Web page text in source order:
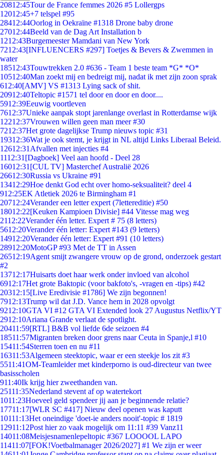
20812:45Tour de France femmes 2026 #5 Lollergps
12012:45+7 telspel #95
28412:44Oorlog in Oekraïne #1318 Drone baby drone
27012:44Beeld van de Dag Art Installation b
1212:43Burgemeester Mamdani van New York
7212:43[INFLUENCERS #297] Toetjes & Bevers & Zwemmen in
water
18512:43Touwtrekken 2.0 #636 - Team 1 beste team *G* *O*
10512:40Man zoekt mij en bedreigt mij, nadat ik met zijn zoon sprak
612:40[AMV] VS #1313 Lying sack of shit.
20912:40Teltopic #1571 tel door en door en door....
5912:39Eeuwig voortleven
7612:37Unieke aanpak stopt jarenlange overlast in Rotterdamse wijk
12212:37Vrouwen willen geen man meer #30
7212:37Het grote dagelijkse Trump nieuws topic #31
19312:36Wat je ook stemt, je krijgt in NL altijd Links Liberaal Beleid.
12612:31 Afvallen met injecties #4
1112:31 [Dagboek] Veel aan hoofd - Deel 28
16012:31 [CUL TV] Masterchef Australië 2026
26612:30Russia vs Ukraine #91
13412:29Hoe denkt God echt over homo-seksualiteit? deel 4
912:25EK Atletiek 2026 te Birmingham #1
20712:24Verander een letter expert (7lettereditie) #50
18012:22[Keuken Kampioen Divisie] #44 Vitesse mag weg
2112:22Verander één letter. Expert # 75 (8 letters)
5612:20Verander één letter: Expert #143 (9 letters)
14912:20Verander één letter: Expert #91 (10 letters)
28912:20MotoGP #93 Met de TT in Assen
26512:19Agent smijt zwangere vrouw op de grond, onderzoek gestart
#2
13712:17Huisarts doet haar werk onder invloed van alcohol
6912:17Het grote Baktopic (voor bakfoto's, -vragen en -tips) #42
20312:15[Live Eredivisie #1786] We zijn begonnen!
7912:13Trump wil dat J.D. Vance hem in 2028 opvolgt
9212:10GTA VI #12 GTA VI Extended look 27 Augustus Netflix/YT
2912:10Ariana Grande verlaat de spotlight.
20411:59[RTL] B&B vol liefde 6de seizoen #4
18511:57Migranten breken door grens naar Ceuta in Spanje,l #10
15411:54Sterren toen en nu #11
16311:53Algemeen steektopic, waar er een steekje los zit #3
5511:41OM-Teamleider met kinderporno is oud-directeur van twee
basisscholen
911:40Ik krijg hier zweethanden van.
25111:35Nederland stevent af op watertekort
1011:23Hoeveel geld spendeer jij aan je beginnende relatie?
17711:17[WLR SC #417] Nieuw deel openen was kaputt
10111:13Het oneindige 'doet-ie anders nooit'-topic # 1819
12911:12Post hier zo vaak mogelijk om 11:11 #39 Vanz11
14011:08Meisjesnamenlepeltopic #367 LOOOOL LAPO
11411:07[FOK!Voetbalmanager 2026/2027] #1 We zijn er weer